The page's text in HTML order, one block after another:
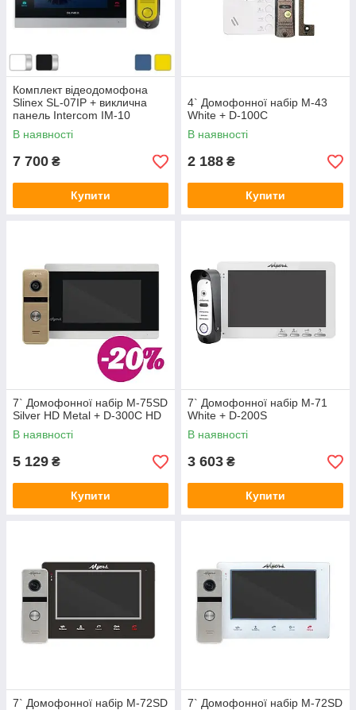
Комплект відеодомофона
Slinex SL-07IP + виклична
панель Intercom IM-10
В наявності
7 700 ₴
Купити
4` Домофонної набір M-43
White + D-100C
В наявності
2 188 ₴
Купити
7` Домофонної набір M-75SD
Silver HD Metal + D-300C HD
В наявності
5 129 ₴
Купити
7` Домофонної набір M-71
White + D-200S
В наявності
3 603 ₴
Купити
7` Домофонної набір M-72SD
7` Домофонної набір M-72SD